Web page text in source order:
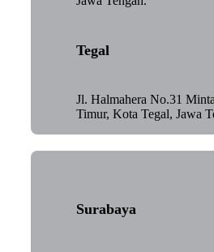
Tegal
Jl. Halmahera No.31
Timur, Kota Tegal, Jawa
Surabaya